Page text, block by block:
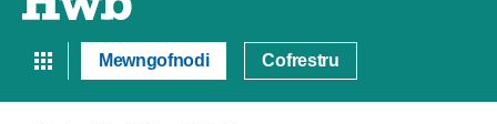
Mewngofnodi Cofrestru